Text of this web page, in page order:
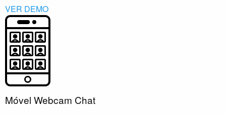
VER DEMO
Móvel Webcam Chat